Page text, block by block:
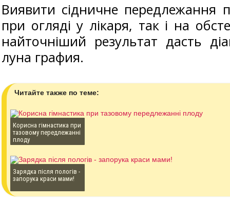
Виявити сідничне передлежання
при огляді у лікаря, так і на
найточніший результат дасть
луна графия.
Читайте также по теме:
Корисна гімнастика при
тазовому передлежанні
плоду
Зарядка після пологів -
запорука краси мами!